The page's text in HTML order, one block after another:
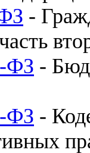
-
ФЗ -
ФЗ -